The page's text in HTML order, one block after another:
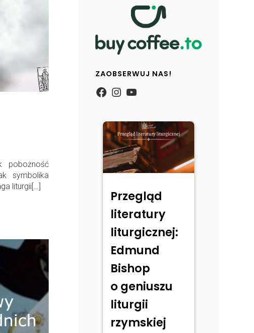
pobożność
symbolika
liturgii[…]
ZAOBSERWUJ NAS!
https://
Instagram
YouTube
Przegląd
literatury
liturgicznej:
Edmund
Bishop
o geniuszu
liturgii
rzymskiej